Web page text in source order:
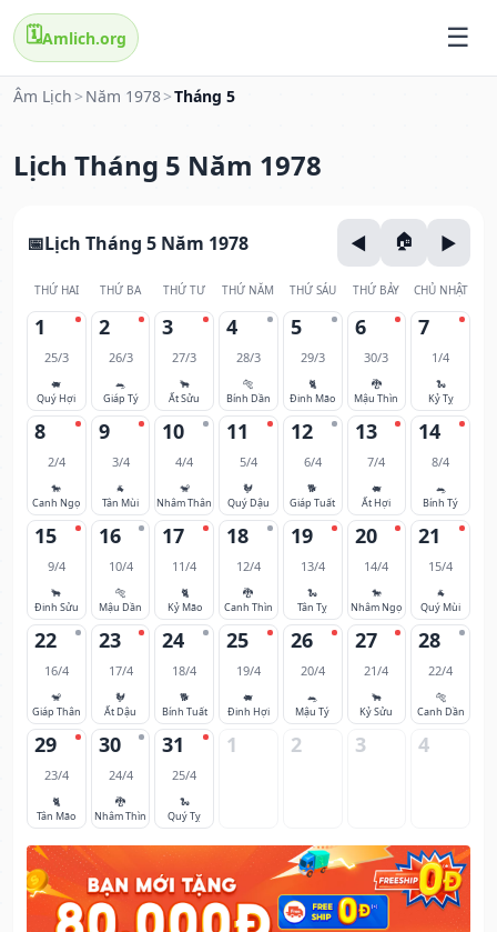
🗓️Amlich.org
Âm Lịch > Năm 1978>Tháng 5
Lịch Tháng 5 Năm 1978
Lịch Tháng 5 Năm 1978
THỨ HAI THỨ BA THỨ TƯ THỨ NĂM THỨ SÁU THỨ BẢY CHỦ NHẬT
1
25/3
🐖
Quý Hợi
2
26/3
🐀
Giáp Tý
3
27/3
🐂
Ất Sửu
4
28/3
🐅
Bính Dần
5
29/3
🐈
Đinh Mão
6
30/3
🐉
Mậu Thìn
7
1/4
🐍
Kỷ Tỵ
8
2/4
🐎
Canh Ngọ
9
3/4
🐐
Tân Mùi
10
4/4
🐒
Nhâm Thân
11
5/4
🐓
Quý Dậu
12
6/4
🐕
Giáp Tuất
13
7/4
🐖
Ất Hợi
14
8/4
🐀
Bính Tý
15
9/4
🐂
Đinh Sửu
16
10/4
🐅
Mậu Dần
17
11/4
🐈
Kỷ Mão
18
12/4
🐉
Canh Thìn
19
13/4
🐍
Tân Tỵ
20
14/4
🐎
Nhâm Ngọ
21
15/4
🐐
Quý Mùi
22
16/4
🐒
Giáp Thân
23
17/4
🐓
Ất Dậu
24
18/4
🐕
Bính Tuất
25
19/4
🐖
Đinh Hợi
26
20/4
🐀
Mậu Tý
27
21/4
🐂
Kỷ Sửu
28
22/4
🐅
Canh Dần
29
23/4
🐈
Tân Mão
30
24/4
🐉
Nhâm Thìn
31
25/4
🐍
Quý Tỵ
1 2 3 4